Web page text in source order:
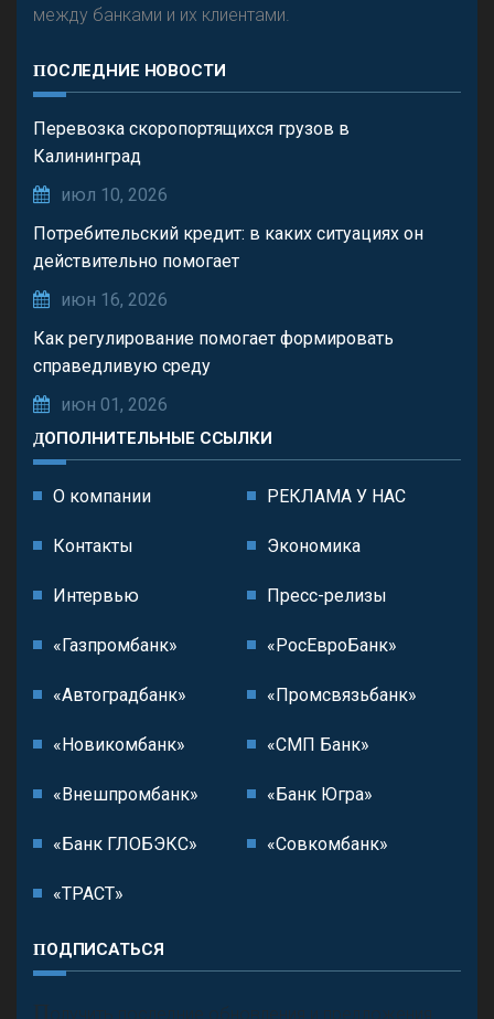
между банками и их клиентами.
ПОСЛЕДНИЕ НОВОСТИ
Перевозка скоропортящихся грузов в
Калининград
июл 10, 2026
Потребительский кредит: в каких ситуациях он
действительно помогает
июн 16, 2026
Как регулирование помогает формировать
справедливую среду
июн 01, 2026
ДОПОЛНИТЕЛЬНЫЕ ССЫЛКИ
О компании РЕКЛАМА У НАС
Контакты Экономика
Интервью Пресс-релизы
«Газпромбанк» «РосЕвроБанк»
«Автоградбанк» «Промсвязьбанк»
«Новикомбанк» «СМП Банк»
«Внешпромбанк» «Банк Югра»
«Банк ГЛОБЭКС» «Совкомбанк»
«ТРАСТ»
ПОДПИСАТЬСЯ
П олучить последние обновления и предложения.